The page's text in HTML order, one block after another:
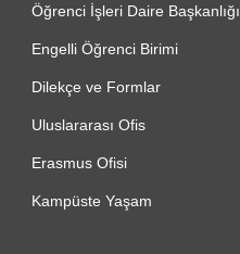
Öğrenci İşleri Daire Başkanlığı
Engelli Öğrenci Birimi
Dilekçe ve Formlar
Uluslararası Ofis
Erasmus Ofisi
Kampüste Yaşam